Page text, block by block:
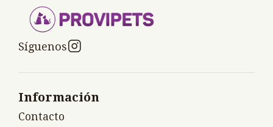
Síguenos
Información
Contacto